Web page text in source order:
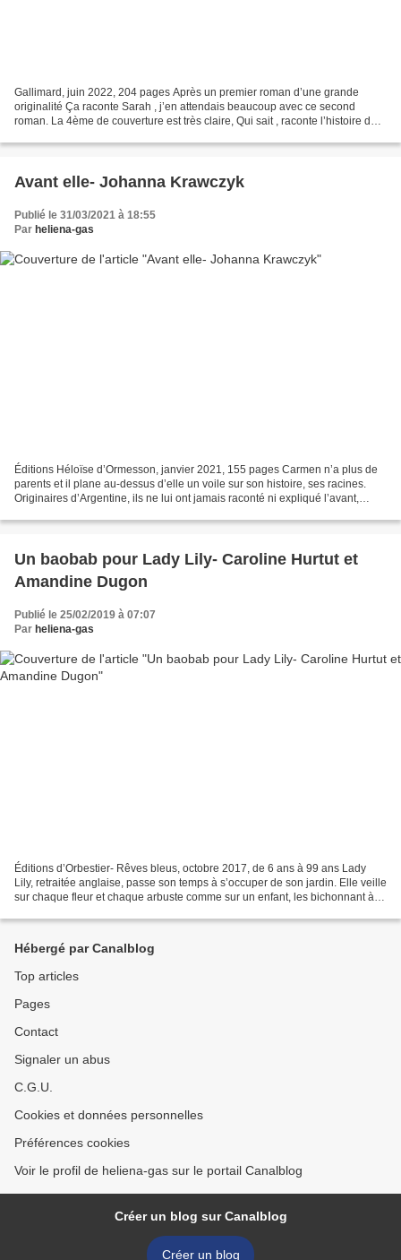
Gallimard, juin 2022, 204 pages Après un premier roman d’une grande
originalité Ça raconte Sarah , j’en attendais beaucoup avec ce second
roman. La 4ème de couverture est très claire, Qui sait , raconte l’histoire de
Avant elle- Johanna Krawczyk
Publié le 31/03/2021 à 18:55
Par heliena-gas
Éditions Héloïse d’Ormesson, janvier 2021, 155 pages Carmen n’a plus de
parents et il plane au-dessus d’elle un voile sur son histoire, ses racines.
Originaires d’Argentine, ils ne lui ont jamais raconté ni expliqué l’avant,
Un baobab pour Lady Lily- Caroline Hurtut et
Amandine Dugon
Publié le 25/02/2019 à 07:07
Par heliena-gas
Éditions d’Orbestier- Rêves bleus, octobre 2017, de 6 ans à 99 ans Lady
Lily, retraitée anglaise, passe son temps à s’occuper de son jardin. Elle veille
sur chaque fleur et chaque arbuste comme sur un enfant, les bichonnant à
Hébergé par Canalblog
Top articles
Pages
Contact
Signaler un abus
C.G.U.
Cookies et données personnelles
Préférences cookies
Voir le profil de heliena-gas sur le portail Canalblog
Créer un blog sur Canalblog
Créer un blog